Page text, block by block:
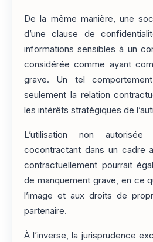
De la même manière, une
d’une clause de
informations sensibles à un
considérée comme ayant
grave. Un tel
seulement la relation
les intérêts stratégiques de
L’utilisation non
cocontractant dans un cadre
contractuellement pourrait
de manquement grave, en ce
l’image et aux droits de
partenaire.
À l’inverse, la jurisprudence